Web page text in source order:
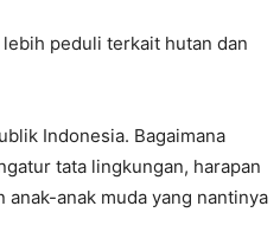
peduli terkait hutan dan
Indonesia. Bagaimana
tata lingkungan, harapan
anak muda yang nantinya